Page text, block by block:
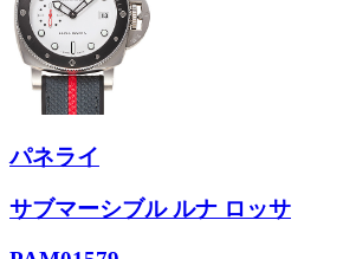
パネライ
サブマーシブル ルナ ロッサ